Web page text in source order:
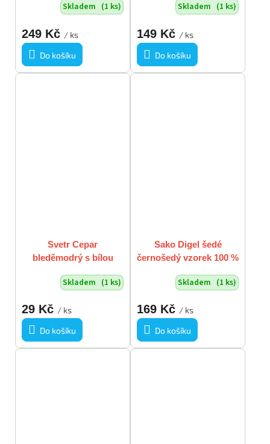
Skladem (1 ks)
249 Kč / ks
Do košíku
Skladem (1 ks)
149 Kč / ks
Do košíku
Svetr Cepar
bleděmodrý s bílou
Skladem (1 ks)
29 Kč / ks
Do košíku
Sako Digel šedé
černošedý vzorek 100 %
Skladem (1 ks)
169 Kč / ks
Do košíku